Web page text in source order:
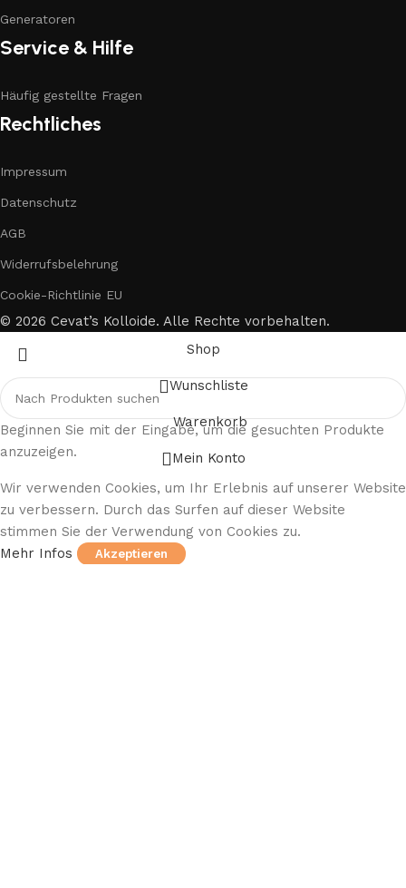
Generatoren
Service & Hilfe
Häufig gestellte Fragen
Rechtliches
Impressum
Datenschutz
AGB
Widerrufsbelehrung
Cookie-Richtlinie EU
© 2026 Cevat’s Kolloide. Alle Rechte vorbehalten.
Beginnen Sie mit der Eingabe, um die gesuchten Produkte
anzuzeigen.
Shop
Wunschliste
Warenkorb
Mein Konto
Wir verwenden Cookies, um Ihr Erlebnis auf unserer Website
zu verbessern. Durch das Surfen auf dieser Website
stimmen Sie der Verwendung von Cookies zu.
Mehr Infos
Akzeptieren